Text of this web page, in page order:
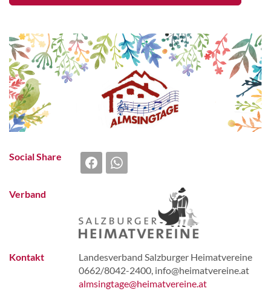
Social Share
Verband
Kontakt
Landesverband Salzburger Heimatvereine
0662/8042-2400, info@heimatvereine.at
almsingtage@heimatvereine.at